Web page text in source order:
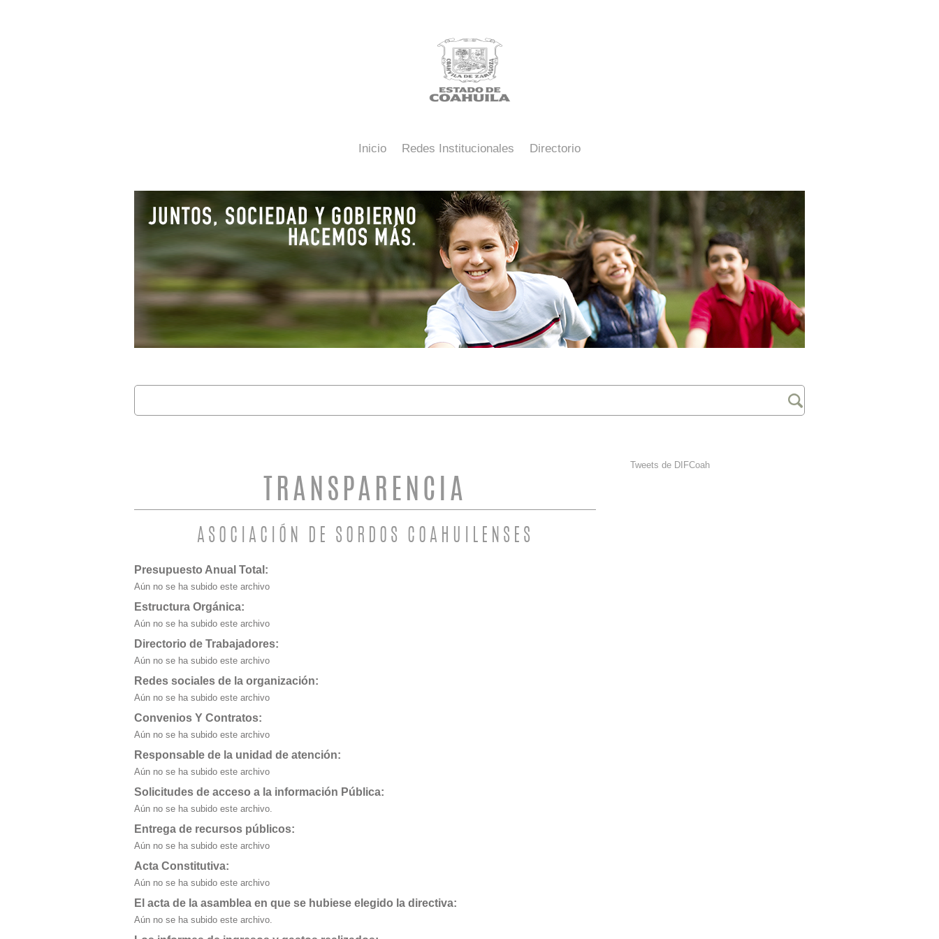
Inicio Redes Institucionales Directorio
Buscar
TRANSPARENCIA
ASOCIACIÓN DE SORDOS COAHUILENSES
Presupuesto Anual Total:
Aún no se ha subido este archivo
Estructura Orgánica:
Aún no se ha subido este archivo
Directorio de Trabajadores:
Aún no se ha subido este archivo
Redes sociales de la organización:
Aún no se ha subido este archivo
Convenios Y Contratos:
Aún no se ha subido este archivo
Responsable de la unidad de atención:
Aún no se ha subido este archivo
Solicitudes de acceso a la información Pública:
Aún no se ha subido este archivo.
Entrega de recursos públicos:
Aún no se ha subido este archivo
Acta Constitutiva:
Aún no se ha subido este archivo
El acta de la asamblea en que se hubiese elegido la directiva:
Aún no se ha subido este archivo.
Tweets de DIFCoah